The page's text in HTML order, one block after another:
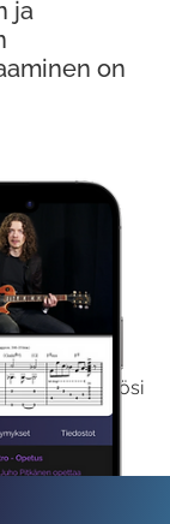
käyttöösi
ja
on